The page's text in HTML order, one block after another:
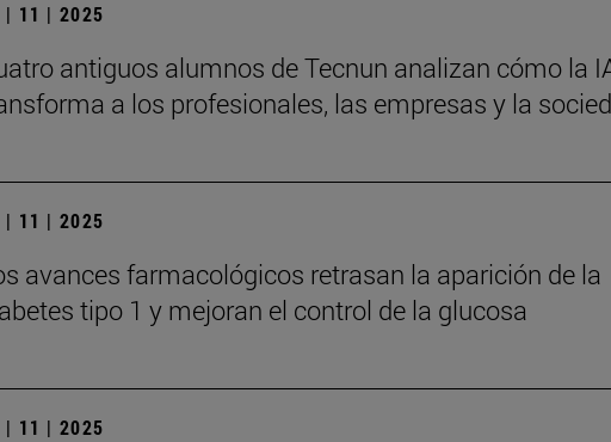
| 11 | 2025
antiguos alumnos de Tecnun analizan cómo la
a los profesionales, las empresas y la
| 11 | 2025
avances farmacológicos retrasan la aparición de la
tipo 1 y mejoran el control de la glucosa
| 11 | 2025